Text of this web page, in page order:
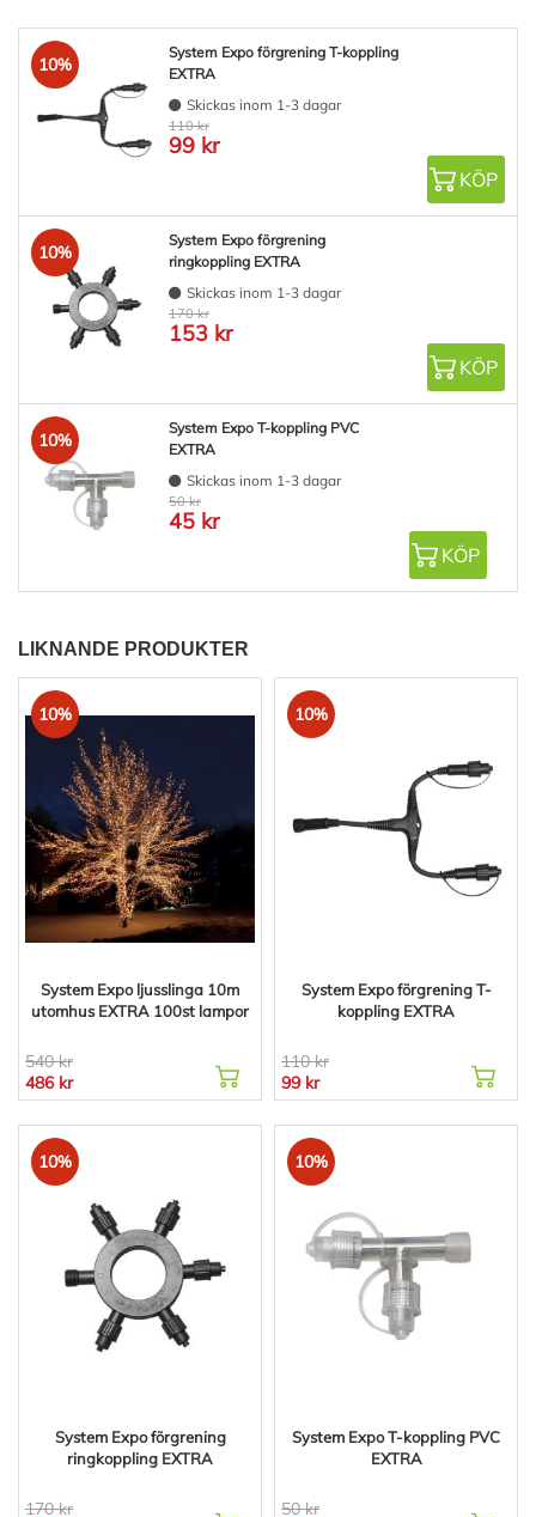
10%
System Expo förgrening T-koppling
EXTRA
Skickas inom 1-3 dagar
110 kr
99 kr
KÖP
10%
System Expo förgrening
ringkoppling EXTRA
Skickas inom 1-3 dagar
170 kr
153 kr
KÖP
10%
System Expo T-koppling PVC
EXTRA
Skickas inom 1-3 dagar
50 kr
45 kr
KÖP
LIKNANDE PRODUKTER
10%
System Expo ljusslinga 10m
utomhus EXTRA 100st lampor
540 kr
486 kr
10%
System Expo förgrening T-
koppling EXTRA
110 kr
99 kr
10%
System Expo förgrening
ringkoppling EXTRA
170 kr
10%
System Expo T-koppling PVC
EXTRA
50 kr